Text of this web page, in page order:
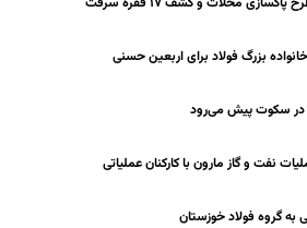
بزرگ فولاد برای اربعین حسنی
در سکوت پیش می‌رود
نفت و گاز مارون با کارکنان عملیاتی
گروه فولاد خوزستان